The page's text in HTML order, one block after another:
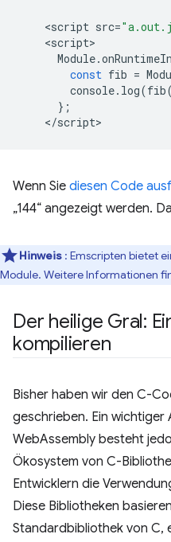
<script src=
<script
Module.
const fib =
console. log(fib(
};
</script
Wenn Sie diesen Code
„144“ angezeigt werden.
Hinweis : Emscripten bietet
Module. Weitere Informationen
Der heilige Gral:
kompilieren
Bisher haben wir den C-
geschrieben. Ein wichtiger
WebAssembly besteht
Ökosystem von C-
Entwicklern die
Diese Bibliotheken
Standardbibliothek von C,